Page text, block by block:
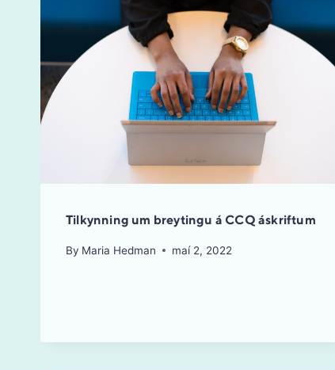
Tilkynning um breytingu á CCQ áskriftum
By Maria Hedman maí 2, 2022